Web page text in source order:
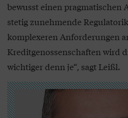
bewusst einen pragmatischen
stetig zunehmende
komplexeren Anforderungen
Kreditgenossenschaften wird
wichtiger denn je“, sagt Leißl.